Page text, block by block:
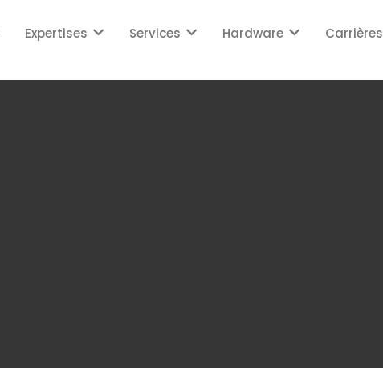
Expertises Services Hardware Carrières